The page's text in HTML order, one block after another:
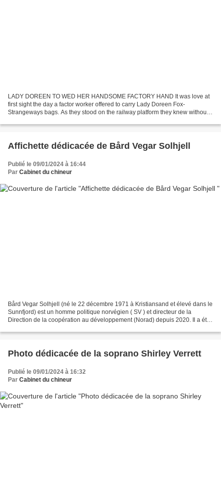
LADY DOREEN TO WED HER HANDSOME FACTORY HAND It was love at
first sight the day a factor worker offered to carry Lady Doreen Fox-
Strangeways bags. As they stood on the railway platform they knew without
Affichette dédicacée de Bård Vegar Solhjell
Publié le 09/01/2024 à 16:44
Par Cabinet du chineur
Bård Vegar Solhjell (né le 22 décembre 1971 à Kristiansand et élevé dans le
Sunnfjord) est un homme politique norvégien ( SV ) et directeur de la
Direction de la coopération au développement (Norad) depuis 2020. Il a été
Photo dédicacée de la soprano Shirley Verrett
Publié le 09/01/2024 à 16:32
Par Cabinet du chineur